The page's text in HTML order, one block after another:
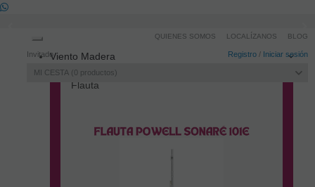
Invitado Registro / Iniciar sesión
MI CESTA 0 productos
QUIENES SOMOS LOCALÍZANOS BLOG
navigation
Viento Madera
Flauta